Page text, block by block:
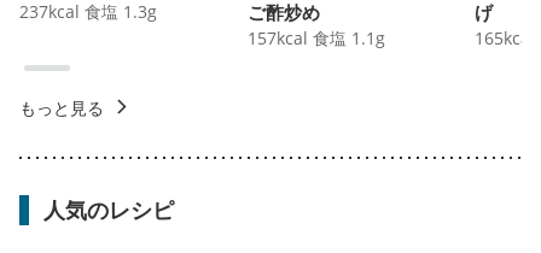
237kcal 食塩 1.3g ご酢炒め
157kcal 食塩 1.1 g
げ
165kcal
もっと見る
人気のレシピ